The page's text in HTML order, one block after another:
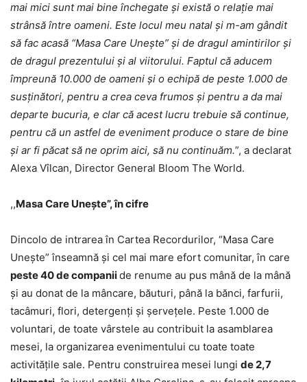
mai mici sunt mai bine închegate și există o relație mai
strânsă între oameni. Este locul meu natal și m-am gândit
să fac acasă “Masa Care Unește” și de dragul amintirilor și
de dragul prezentului și al viitorului. Faptul că aducem
împreună 10.000 de oameni și o echipă de peste 1.000 de
susținători, pentru a crea ceva frumos și pentru a da mai
departe bucuria, e clar că acest lucru trebuie să continue,
pentru că un astfel de eveniment produce o stare de bine
și ar fi păcat să ne oprim aici, să nu continuăm.”, a declarat
Alexa Vîlcan, Director General Bloom The World.
,,Masa Care Unește”, în cifre
Dincolo de intrarea în Cartea Recordurilor, “Masa Care
Unește” înseamnă și cel mai mare efort comunitar, în care
peste 40 de companiide renume au pus mână de la mână
și au donat de la mâncare, băuturi, până la bănci, farfurii,
tacâmuri, flori, detergenți și șervețele. Peste 1.000 de
voluntari, de toate vârstele au contribuit la asamblarea
mesei, la organizarea evenimentului cu toate toate
activitățile sale. Pentru construirea mesei lungi de 2,7